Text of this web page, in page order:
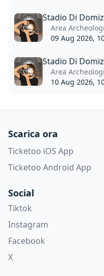
Area
09 Aug 2026,
Area
10 Aug 2026,
Scarica ora
Ticketoo iOS App
Ticketoo Android App
Social
Tiktok
Instagram
Facebook
X